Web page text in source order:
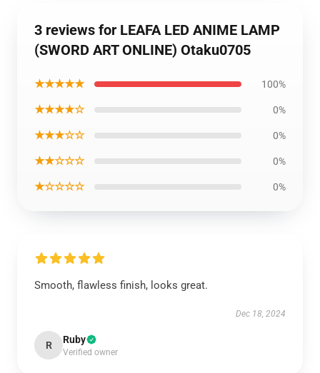
3 reviews for LEAFA LED ANIME LAMP
(SWORD ART ONLINE) Otaku0705
★★★★★ 100%
★★★★☆ 0%
★★★☆☆ 0%
★★☆☆☆ 0%
★☆☆☆☆ 0%
Smooth, flawless finish, looks great.
Dec 18, 2024
R Ruby
Verified owner